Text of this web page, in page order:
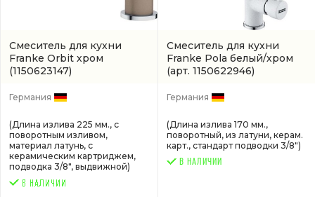
Смеситель для кухни
Franke Orbit хром
(1150623147)
Германия
(Длина излива 225 мм., с
поворотным изливом,
материал латунь, с
керамическим картриджем,
подводка 3/8", выдвижной)
Смеситель для кухни
Franke Pola белый/хром
(арт. 1150622946)
Германия
(Длина излива 170 мм.,
поворотный, из латуни, керам.
карт., стандарт подводки 3/8")
В НАЛИЧИИ